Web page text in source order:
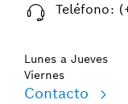
Teléfono:
Lunes a Jueves
Viernes
Contacto